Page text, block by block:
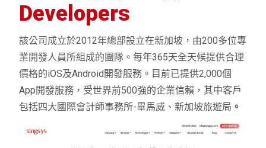
Developers
該公司成立於2012年總部設立在新加坡，由200多位專
業開發人員所組成的團隊。每年365天全天候提供合理
價格的iOS及Android開發服務。目前已提供2,000個
App開發服務，受世界前500強的企業信賴，其中客戶
包括四大國際會計師事務所-畢馬威、新加坡旅遊局 。